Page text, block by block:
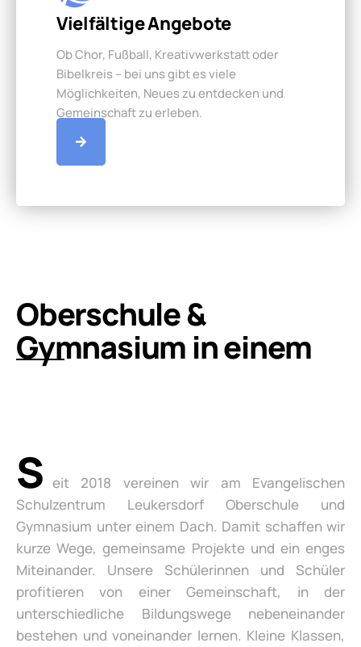
Vielfältige Angebote
Ob Chor, Fußball, Kreativwerkstatt oder
Bibelkreis – bei uns gibt es viele
Möglichkeiten, Neues zu entdecken und
Gemeinschaft zu erleben.
Oberschule &
Gymnasium in einem
S eit 2018 vereinen wir am Evangelischen
Schulzentrum Leukersdorf Oberschule und
Gymnasium unter einem Dach. Damit schaffen wir
kurze Wege, gemeinsame Projekte und ein enges
Miteinander. Unsere Schülerinnen und Schüler
profitieren von einer Gemeinschaft, in der
unterschiedliche Bildungswege nebeneinander
bestehen und voneinander lernen. Kleine Klassen,